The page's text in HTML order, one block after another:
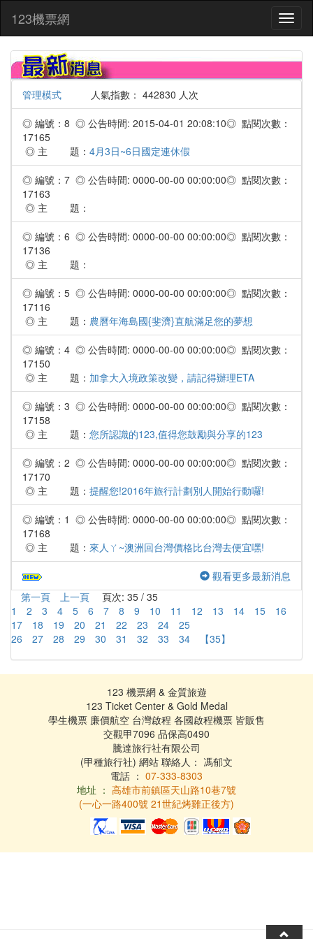
123機票網
管理模式 人氣指數： 442830 人次
◎ 編號：8 ◎ 公告時間: 2015-04-01 20:08:10◎ 點閱次數：
17165
◎ 主 題： 4月3日~6日國定連休假
◎ 編號：7 ◎ 公告時間: 0000-00-00 00:00:00◎ 點閱次數：
17163
◎ 主 題：
◎ 編號：6 ◎ 公告時間: 0000-00-00 00:00:00◎ 點閱次數：
17136
◎ 主 題：
◎ 編號：5 ◎ 公告時間: 0000-00-00 00:00:00◎ 點閱次數：
17116
◎ 主 題： 農曆年海島國{斐濟}直航滿足您的夢想
◎ 編號：4 ◎ 公告時間: 0000-00-00 00:00:00◎ 點閱次數：
17150
◎ 主 題： 加拿大入境政策改變，請記得辦理ETA
◎ 編號：3 ◎ 公告時間: 0000-00-00 00:00:00◎ 點閱次數：
17158
◎ 主 題： 您所認識的123,值得您鼓勵與分享的123
◎ 編號：2 ◎ 公告時間: 0000-00-00 00:00:00◎ 點閱次數：
17170
◎ 主 題： 提醒您!2016年旅行計劃別人開始行動囉!
◎ 編號：1 ◎ 公告時間: 0000-00-00 00:00:00◎ 點閱次數：
17168
◎ 主 題： 來人ㄚ~澳洲回台灣價格比台灣去便宜嘿!
觀看更多最新消息
第一頁
上一頁 頁次: 35 / 35
1
2 3 4 5 6 7 8 9 10 11 12 13 14 15
16
17
18 19 20 21 22 23 24
25
26
27 28 29 30 31 32 33 34 【35】
123 機票網 & 金質旅遊
123 Ticket Center & Gold Medal
學生機票 廉價航空 台灣啟程 各國啟程機票 皆販售
交觀甲7096 品保高0490
騰達旅行社有限公司
(甲種旅行社) 網站 聯絡人： 馮郁文
電話 ： 07-333-8303
地址 ： 高雄市前鎮區天山路10巷7號
(一心一路400號 21世紀烤雞正後方)